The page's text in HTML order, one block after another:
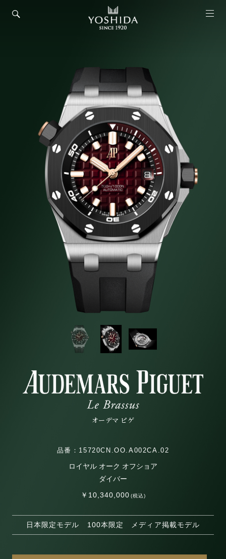
オーデマ ピゲ
品番：15720CN.OO.A002CA.02
ロイヤル オーク オフショア
ダイバー
￥10,340,000(税込)
日本限定モデル 100本限定 メディア掲載モデル